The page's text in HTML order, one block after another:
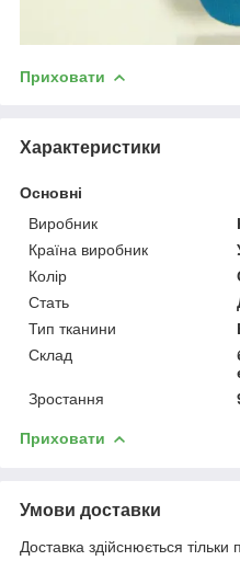
Приховати
Характеристики
Основні
Виробник
Країна виробник
Колір
Стать
Тип тканини
Склад
Зростання
Приховати
Умови доставки
Доставка здійснюється тільки